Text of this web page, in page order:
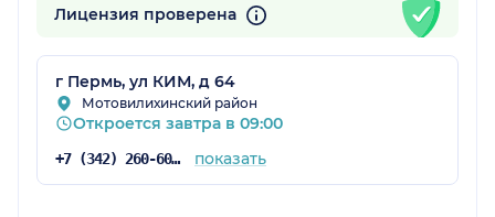
Лицензия проверена
г Пермь, ул КИМ, д 64
Мотовилихинский район
Откроется завтра в 09:00
+7 (342) 260-60-60 показать